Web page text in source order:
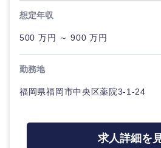
群馬県
想定年収
500 万円 ～ 900 万円
勤務地
福岡県福岡市中央区薬院3-1-24
求人詳細を